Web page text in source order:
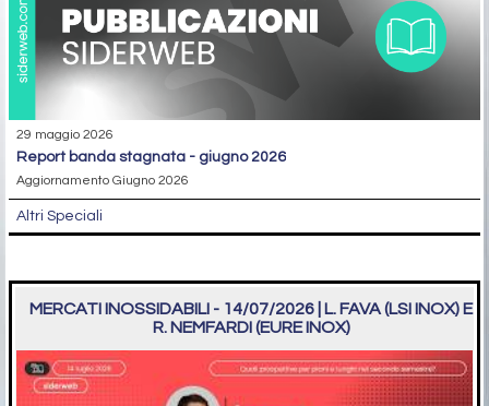
29 maggio 2026
report banda stagnata - giugno 2026
Aggiornamento Giugno 2026
Altri Speciali
MERCATI INOSSIDABILI - 14/07/2026 | L. FAVA (LSI INOX) E
R. NEMFARDI (EURE INOX)